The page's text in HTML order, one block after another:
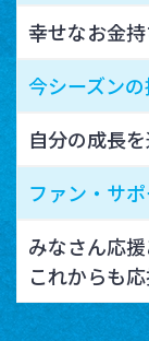
幸せなお金
今シーズンの
自分の成長
ファン・サ
みなさん応援
これからも